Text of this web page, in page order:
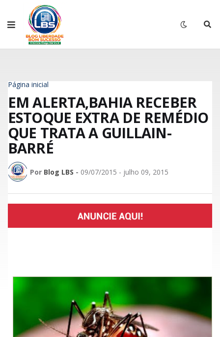
Página inicial
EM ALERTA,BAHIA RECEBER
ESTOQUE EXTRA DE REMÉDIO
QUE TRATA A GUILLAIN-
BARRÉ
Por Blog LBS - 09/07/2015 - julho 09, 2015